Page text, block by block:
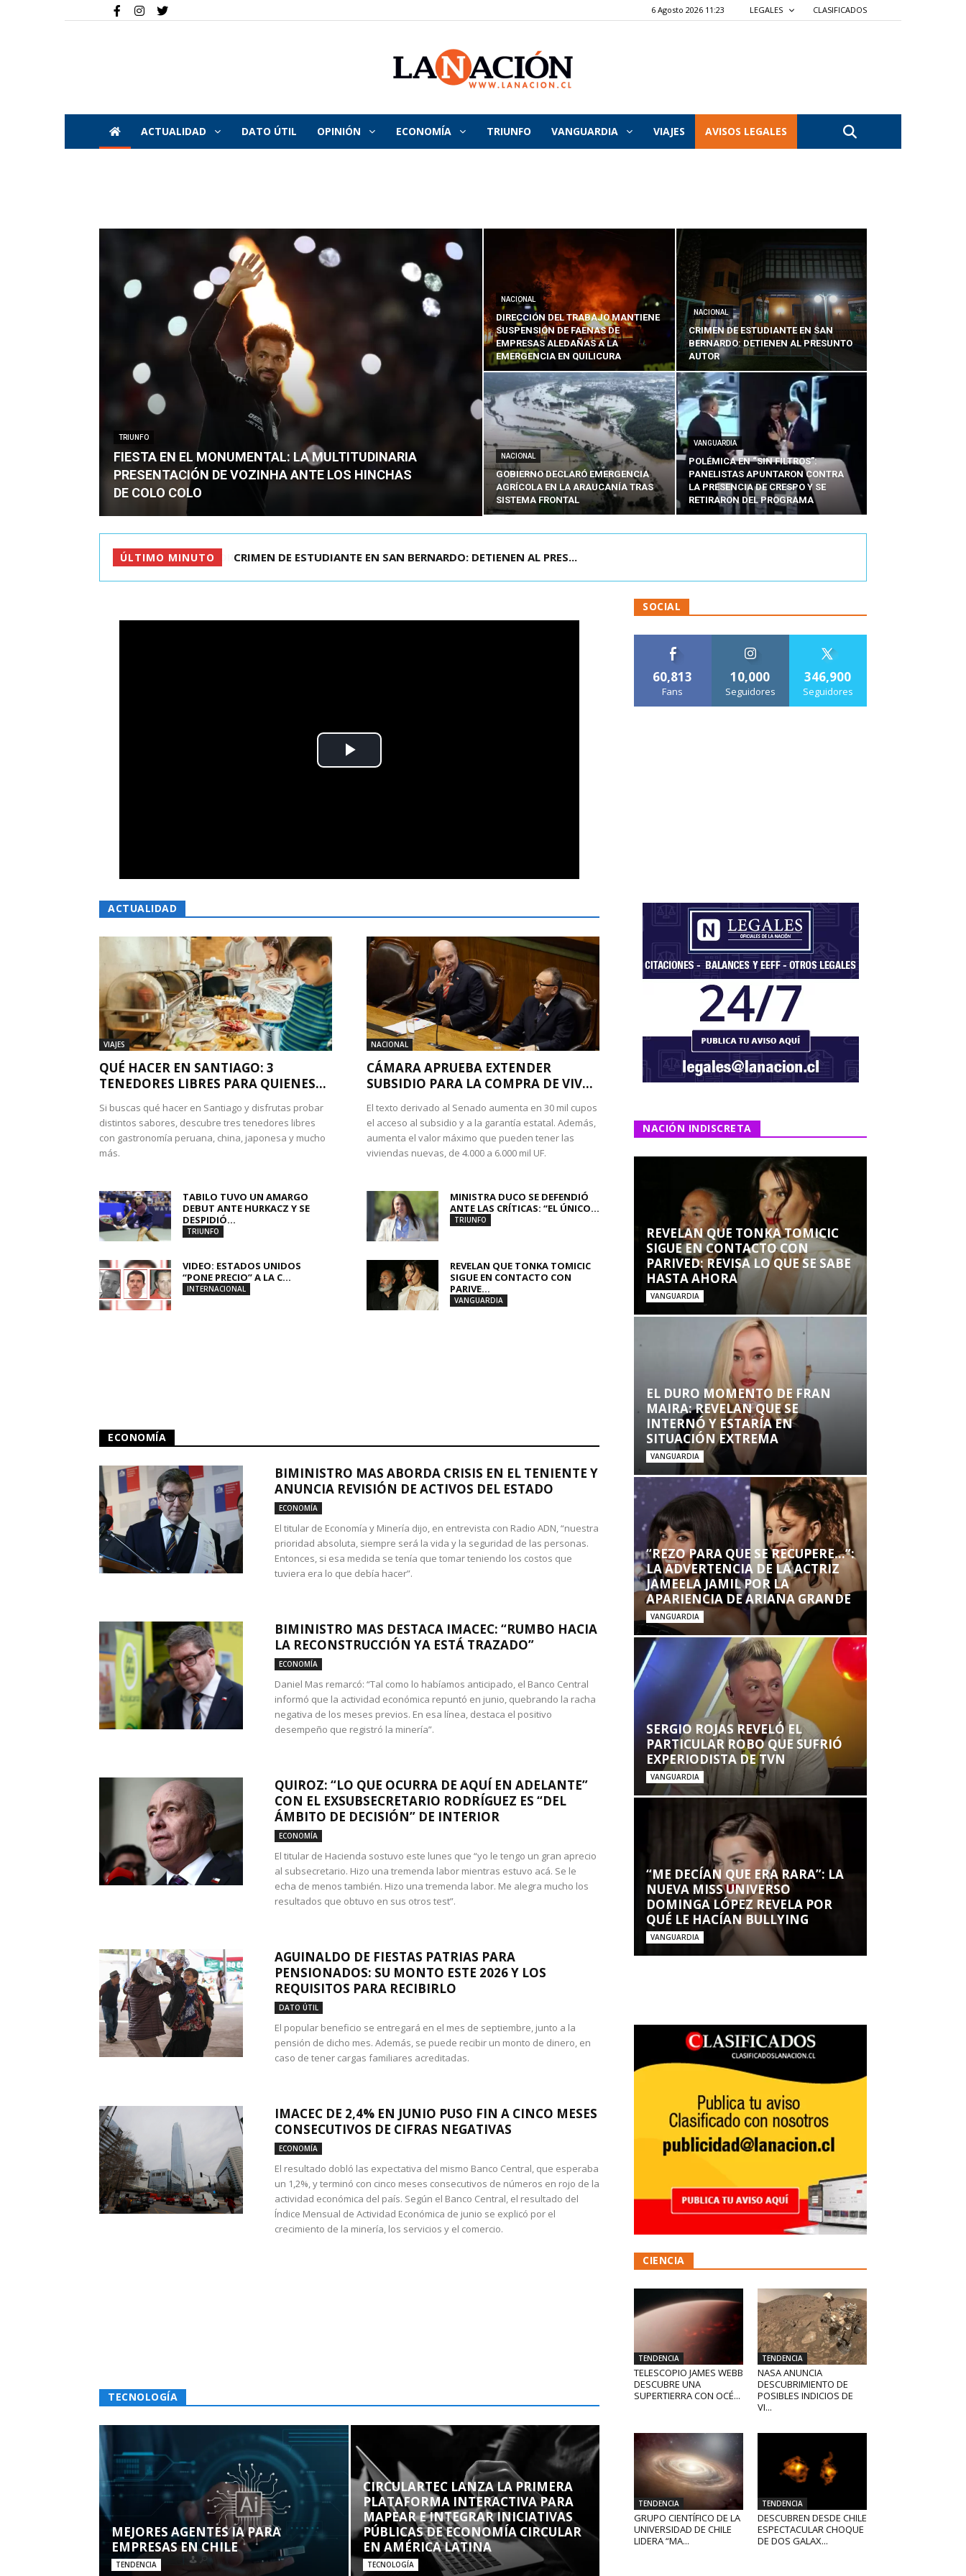
6 Agosto 2026 11:23 LEGALES CLASIFICADOS
La
Nación
ACTUALIDAD DATO ÚTIL OPINIÓN ECONOMÍA TRIUNFO VANGUARDIA VIAJES AVISOS LEGALES
TRIUNFO
FIESTA EN EL MONUMENTAL: LA MULTITUDINARIA
PRESENTACIÓN DE VOZINHA ANTE LOS HINCHAS
DE COLO COLO
NACIONAL
DIRECCIÓN DEL TRABAJO MANTIENE
SUSPENSIÓN DE FAENAS DE
EMPRESAS ALEDAÑAS A LA
EMERGENCIA EN QUILICURA
NACIONAL
CRIMEN DE ESTUDIANTE EN SAN
BERNARDO: DETIENEN AL PRESUNTO
AUTOR
NACIONAL
GOBIERNO DECLARÓ EMERGENCIA
AGRÍCOLA EN LA ARAUCANÍA TRAS
SISTEMA FRONTAL
VANGUARDIA
POLÉMICA EN “SIN FILTROS”:
PANELISTAS APUNTARON CONTRA
LA PRESENCIA DE CRESPO Y SE
RETIRARON DEL PROGRAMA
ÚLTIMO MINUTO CRIMEN DE ESTUDIANTE EN SAN BERNARDO: DETIENEN AL PRES...
ACTUALIDAD
VIAJES
QUÉ HACER EN SANTIAGO: 3
TENEDORES LIBRES PARA QUIENES...
Si buscas qué hacer en Santiago y disfrutas probar
distintos sabores, descubre tres tenedores libres
con gastronomía peruana, china, japonesa y mucho
más.
NACIONAL
CÁMARA APRUEBA EXTENDER
SUBSIDIO PARA LA COMPRA DE VIV...
El texto derivado al Senado aumenta en 30 mil cupos
el acceso al subsidio y a la garantía estatal. Además,
aumenta el valor máximo que pueden tener las
viviendas nuevas, de 4.000 a 6.000 mil UF.
TABILO TUVO UN AMARGO
DEBUT ANTE HURKACZ Y SE
DESPIDIÓ...
TRIUNFO
MINISTRA DUCO SE DEFENDIÓ
ANTE LAS CRÍTICAS: “EL ÚNICO...
TRIUNFO
VIDEO: ESTADOS UNIDOS
“PONE PRECIO” A LA C...
INTERNACIONAL
REVELAN QUE TONKA TOMICIC
SIGUE EN CONTACTO CON
PARIVE...
VANGUARDIA
ECONOMÍA
BIMINISTRO MAS ABORDA CRISIS EN EL TENIENTE Y
ANUNCIA REVISIÓN DE ACTIVOS DEL ESTADO
ECONOMÍA
El titular de Economía y Minería dijo, en entrevista con Radio ADN, “nuestra
prioridad absoluta, siempre será la vida y la seguridad de las personas.
Entonces, si esa medida se tenía que tomar teniendo los costos que
tuviera era lo que debía hacer”.
BIMINISTRO MAS DESTACA IMACEC: “RUMBO HACIA
LA RECONSTRUCCIÓN YA ESTÁ TRAZADO”
ECONOMÍA
Daniel Mas remarcó: “Tal como lo habíamos anticipado, el Banco Central
informó que la actividad económica repuntó en junio, quebrando la racha
negativa de los meses previos. En esa línea, destaca el positivo
desempeño que registró la minería”.
QUIROZ: “LO QUE OCURRA DE AQUÍ EN ADELANTE”
CON EL EXSUBSECRETARIO RODRÍGUEZ ES “DEL
ÁMBITO DE DECISIÓN” DE INTERIOR
ECONOMÍA
El titular de Hacienda sostuvo este lunes que “yo le tengo un gran aprecio
al subsecretario. Hizo una tremenda labor mientras estuvo acá. Se le
echa de menos también. Hizo una tremenda labor. Me alegra mucho los
resultados que obtuvo en sus otros test”.
AGUINALDO DE FIESTAS PATRIAS PARA
PENSIONADOS: SU MONTO ESTE 2026 Y LOS
REQUISITOS PARA RECIBIRLO
DATO ÚTIL
El popular beneficio se entregará en el mes de septiembre, junto a la
pensión de dicho mes. Además, se puede recibir un monto de dinero, en
caso de tener cargas familiares acreditadas.
IMACEC DE 2,4% EN JUNIO PUSO FIN A CINCO MESES
CONSECUTIVOS DE CIFRAS NEGATIVAS
ECONOMÍA
El resultado dobló las expectativa del mismo Banco Central, que esperaba
un 1,2%, y terminó con cinco meses consecutivos de números en rojo de la
actividad económica del país. Según el Banco Central, el resultado del
Índice Mensual de Actividad Económica de junio se explicó por el
crecimiento de la minería, los servicios y el comercio.
TECNOLOGÍA
MEJORES AGENTES IA PARA
EMPRESAS EN CHILE
TENDENCIA
CIRCULARTEC LANZA LA PRIMERA
PLATAFORMA INTERACTIVA PARA
MAPEAR E INTEGRAR INICIATIVAS
PÚBLICAS DE ECONOMÍA CIRCULAR
EN AMÉRICA LATINA
TECNOLOGÍA
SOCIAL
60,813
Fans
10,000
Seguidores
346,900
Seguidores
NACIÓN INDISCRETA
REVELAN QUE TONKA TOMICIC
SIGUE EN CONTACTO CON
PARIVED: REVISA LO QUE SE SABE
HASTA AHORA
VANGUARDIA
EL DURO MOMENTO DE FRAN
MAIRA: REVELAN QUE SE
INTERNÓ Y ESTARÍA EN
SITUACIÓN EXTREMA
VANGUARDIA
“REZO PARA QUE SE RECUPERE…”:
LA ADVERTENCIA DE LA ACTRIZ
JAMEELA JAMIL POR LA
APARIENCIA DE ARIANA GRANDE
VANGUARDIA
SERGIO ROJAS REVELÓ EL
PARTICULAR ROBO QUE SUFRIÓ
EXPERIODISTA DE TVN
VANGUARDIA
“ME DECÍAN QUE ERA RARA”: LA
NUEVA MISS UNIVERSO
DOMINGA LÓPEZ REVELA POR
QUÉ LE HACÍAN BULLYING
VANGUARDIA
CIENCIA
TENDENCIA
TELESCOPIO JAMES WEBB
DESCUBRE UNA
SUPERTIERRA CON OCÉ...
TENDENCIA
NASA ANUNCIA
DESCUBRIMIENTO DE
POSIBLES INDICIOS DE
VI...
TENDENCIA
GRUPO CIENTÍFICO DE LA
UNIVERSIDAD DE CHILE
LIDERA “MA...
TENDENCIA
DESCUBREN DESDE CHILE
ESPECTACULAR CHOQUE
DE DOS GALAX...